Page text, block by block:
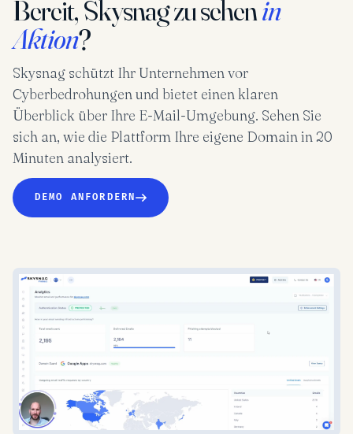
Bereit, Skysnag zu sehenin
Aktion?
Skysnag schützt Ihr Unternehmen vor
Cyberbedrohungen und bietet einen klaren
Überblick über Ihre E-Mail-Umgebung. Sehen Sie
sich an, wie die Plattform Ihre eigene Domain in 20
Minuten analysiert.
DEMO ANFORDERN